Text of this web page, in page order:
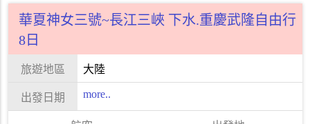
華夏神女三號~長江三峽 下水.重慶武隆自由行
8日
大陸
more..